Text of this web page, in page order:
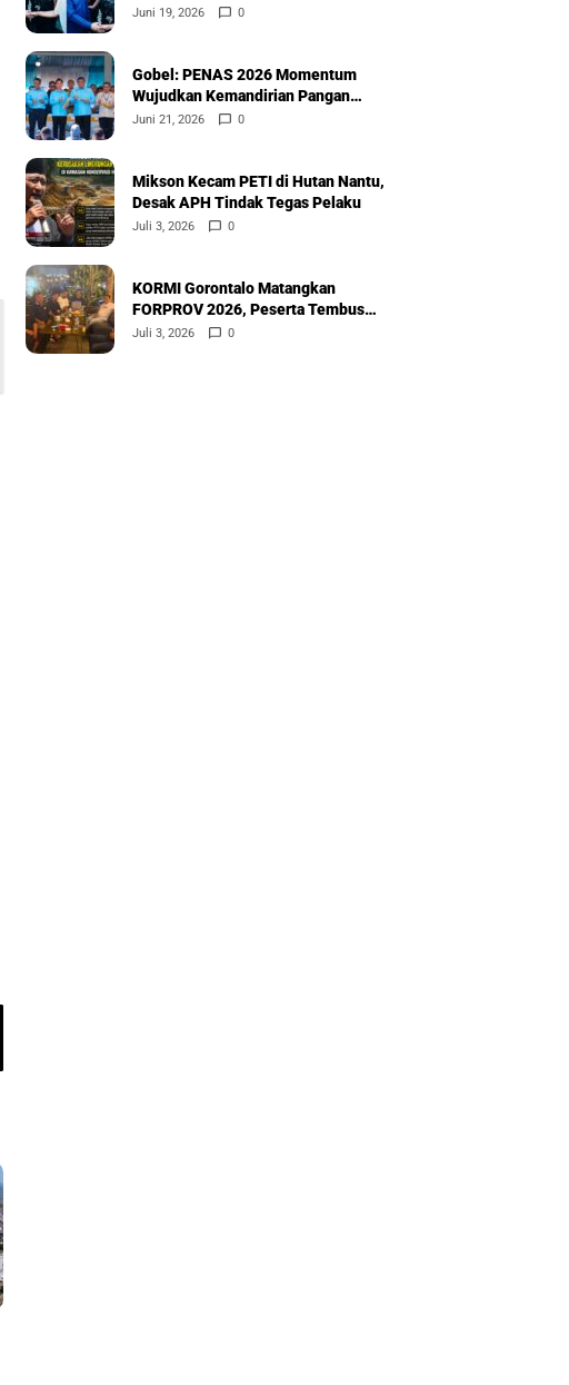
Diprioritaskan
Juni 19, 2026 0
Gobel: PENAS 2026 Momentum
Wujudkan Kemandirian Pangan
Nasional
Juni 21, 2026 0
Mikson Kecam PETI di Hutan Nantu,
Desak APH Tindak Tegas Pelaku
Juli 3, 2026 0
KORMI Gorontalo Matangkan
FORPROV 2026, Peserta Tembus
600
Juli 3, 2026 0